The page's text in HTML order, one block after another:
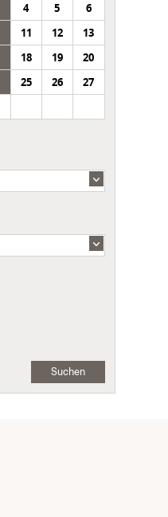
4 5
6
11 12
13
18 19
20
25 26
27
Suchen